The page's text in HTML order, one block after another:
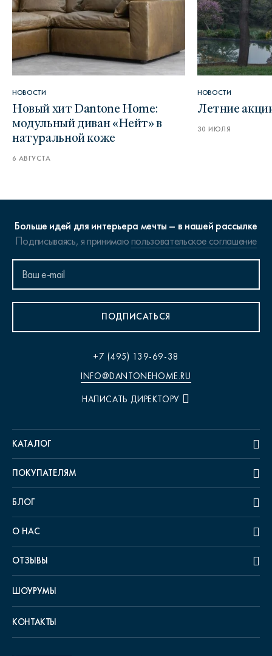
НОВОСТИ
Новый хит Dantone Home:
модульный диван «Нейт» в
натуральной коже
6 АВГУСТА
НОВОСТИ
Летние
30 ИЮЛЯ
Больше идей для интерьера мечты – в нашей рассылке
Подписываясь, я принимаюпользовательское соглашение
ПОДПИСАТЬСЯ
+7 (495) 139-69-38
INFO@DANTONEHOME.RU
НАПИСАТЬ ДИРЕКТОРУ
КАТАЛОГ
ПОКУПАТЕЛЯМ
БЛОГ
О НАС
ОТЗЫВЫ
ШОУРУМЫ
КОНТАКТЫ